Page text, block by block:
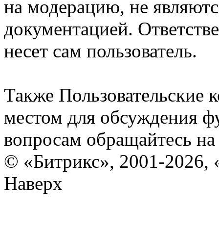
на модерацию, не
документацией.
несет сам пользователь.
Также Пользовательские
местом для обсуждения
вопросам обращайтесь
© «Битрикс», 2001-2026,
Наверх